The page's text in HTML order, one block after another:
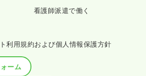
看護師派遣で働く
利用規約および個人情報保護方針
ーム